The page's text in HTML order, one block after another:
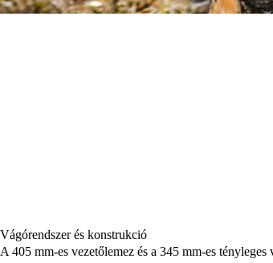
Vágórendszer és konstrukció
A 405 mm-es vezetőlemez és a 345 mm-es